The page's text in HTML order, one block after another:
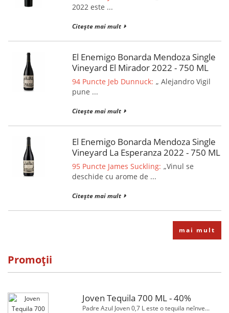
2022 este ...
Citește mai mult
El Enemigo Bonarda Mendoza Single
Vineyard El Mirador 2022 - 750 ML
94 Puncte Jeb Dunnuck: „ Alejandro Vigil
pune ...
Citește mai mult
El Enemigo Bonarda Mendoza Single
Vineyard La Esperanza 2022 - 750 ML
95 Puncte James Suckling: „Vinul se
deschide cu arome de ...
Citește mai mult
mai mult
Promoții
Joven Tequila 700 ML - 40%
Padre Azul Joven 0,7 L este o tequila neînve...